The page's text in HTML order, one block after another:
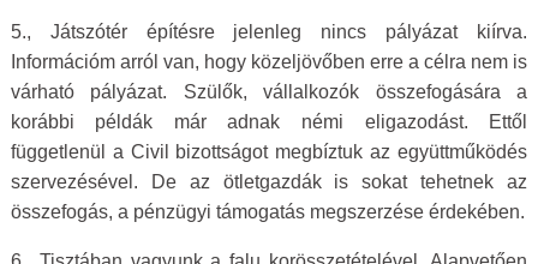
5., Játszótér építésre jelenleg nincs pályázat kiírva.
Információm arról van, hogy közeljövőben erre a célra nem is
várható pályázat. Szülők, vállalkozók összefogására a
korábbi példák már adnak némi eligazodást. Ettől
függetlenül a Civil bizottságot megbíztuk az együttműködés
szervezésével. De az ötletgazdák is sokat tehetnek az
összefogás, a pénzügyi támogatás megszerzése érdekében.